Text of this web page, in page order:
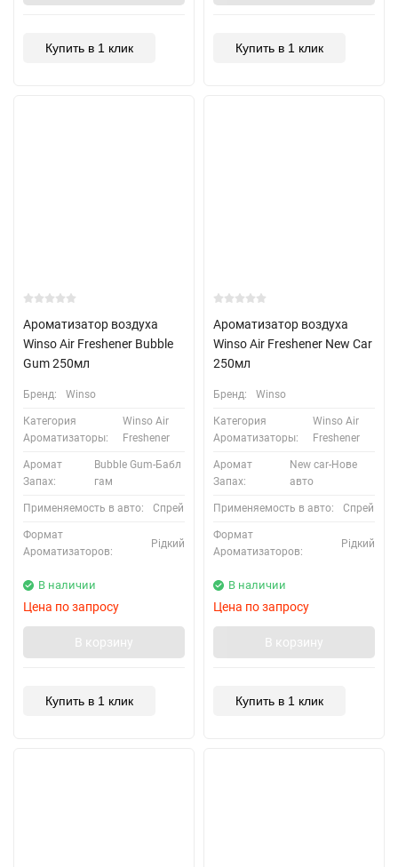
Купить в 1 клик Купить в 1 клик
Ароматизатор воздуха
Winso Air Freshener Bubble
Gum 250мл
Бренд: Winso
Категория
Ароматизаторы:
Winso Air
Freshener
Аромат
Запах:
Bubble Gum-Бабл
гам
Применяемость в авто: Спрей
Формат
Ароматизаторов:
Рідкий
В наличии
Цена по запросу
В корзину
Купить в 1 клик
Ароматизатор воздуха
Winso Air Freshener New Car
250мл
Бренд: Winso
Категория
Ароматизаторы:
Winso Air
Freshener
Аромат
Запах:
New car-Нове
авто
Применяемость в авто: Спрей
Формат
Ароматизаторов:
Рідкий
В наличии
Цена по запросу
В корзину
Купить в 1 клик